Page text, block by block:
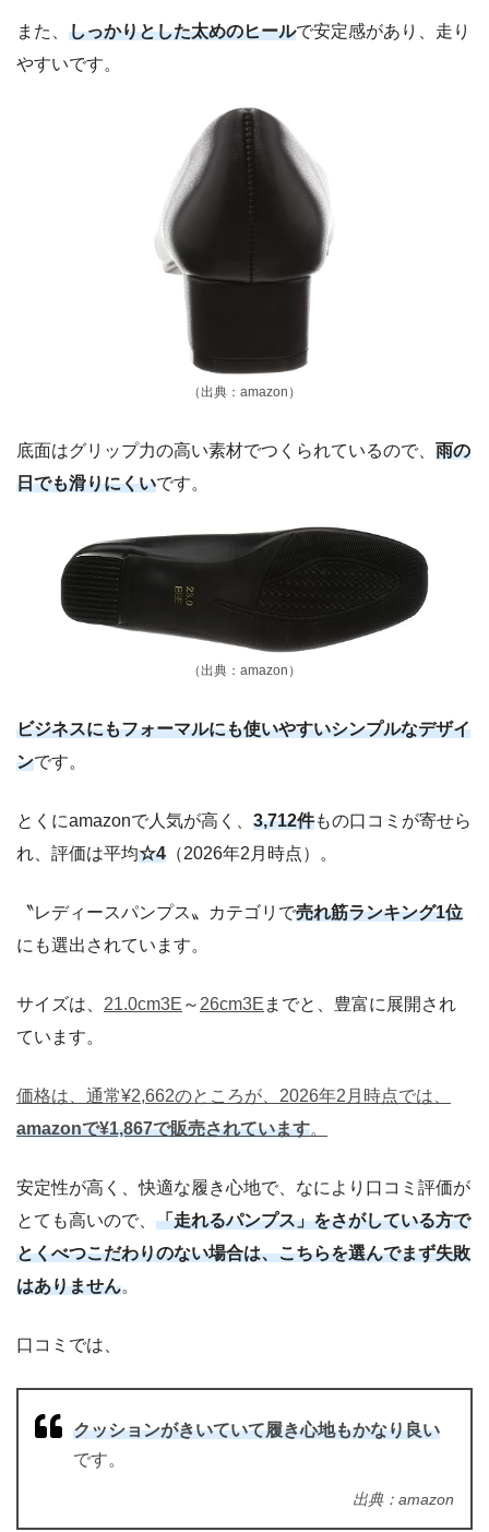
また、 しっかりとした太めのヒールで安定感があり、走り
やすいです。
（出典：amazon）
底面はグリップ力の高い素材でつくられているので、 雨の
日でも滑りにくいです。
（出典：amazon）
ビジネスにもフォーマルにも使いやすいシンプルなデザイ
ンです。
とくにamazonで人気が高く、 3,712件もの口コミが寄せら
れ、評価は平均☆4 （2026年2月時点）。
〝レディースパンプス〟カテゴリで売れ筋ランキング1位
にも選出されています。
サイズは、 21.0cm3E ～ 26cm3E までと、豊富に展開され
ています。
価格は、通常¥2,662のところが、2026年2月時点では、
amazonで¥1,867で販売されています。
安定性が高く、快適な履き心地で、なにより口コミ評価が
とても高いので、 「走れるパンプス」をさがしている方で
とくべつこだわりのない場合は、こちらを選んでまず失敗
はありません。
口コミでは、
クッションがきいていて履き心地もかなり良い
です。
出典：amazon